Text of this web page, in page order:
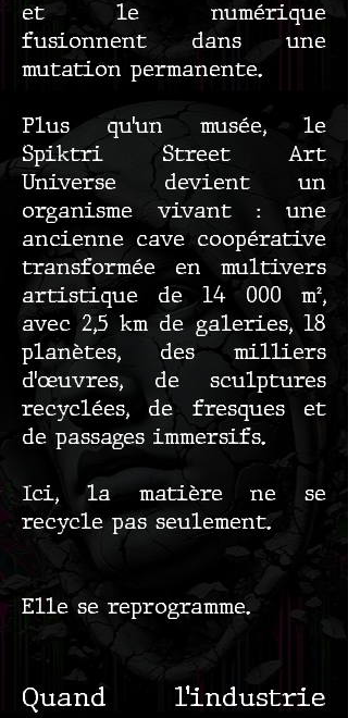
et le numérique
fusionnent dans une
mutation permanente.
Plus qu’un musée, le
Spiktri Street Art
Universe devient un
organisme vivant : une
ancienne cave coopérative
transformée en multivers
artistique de 14 000 m²,
avec 2,5 km de galeries, 18
planètes, des milliers
d’œuvres, de sculptures
recyclées, de fresques et
de passages immersifs.
Ici, la matière ne se
recycle pas seulement.
Elle se reprogramme.
Quand l’industrie